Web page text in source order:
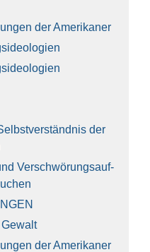
der Ame­ri­ka­ner
der
Ver­schwö­rungs­auf­
der Ame­ri­ka­ner